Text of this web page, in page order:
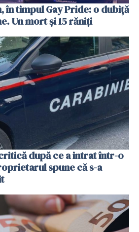
în timpul Gay Pride: o dubiță
Un mort și 15 răniți
după ce a intrat într-o
spune că s-a